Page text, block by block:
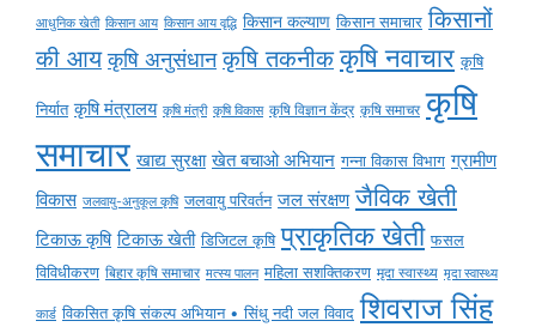
आधुनिक खेती किसान आय किसान आय वृद्धि किसान कल्याण किसान समाचार किसानों
की आय कृषि अनुसंधान कृषि तकनीक कृषि नवाचार कृषि
निर्यात कृषि मंत्रालय कृषि मंत्री कृषि विकास कृषि विज्ञान केंद्र कृषि समाचर कृषि
समाचार खाद्य सुरक्षा खेत बचाओ अभियान गन्ना विकास विभाग ग्रामीण
विकास जलवायु-अनुकूल कृषि जलवायु परिवर्तन जल संरक्षण जैविक खेती
टिकाऊ कृषि टिकाऊ खेती डिजिटल कृषि प्राकृतिक खेती फसल
विविधीकरण बिहार कृषि समाचार मत्स्य पालन महिला सशक्तिकरण मृदा स्वास्थ्य मृदा स्वास्थ्य
कार्ड विकसित कृषि संकल्प अभियान • सिंधु नदी जल विवाद शिवराज सिंह